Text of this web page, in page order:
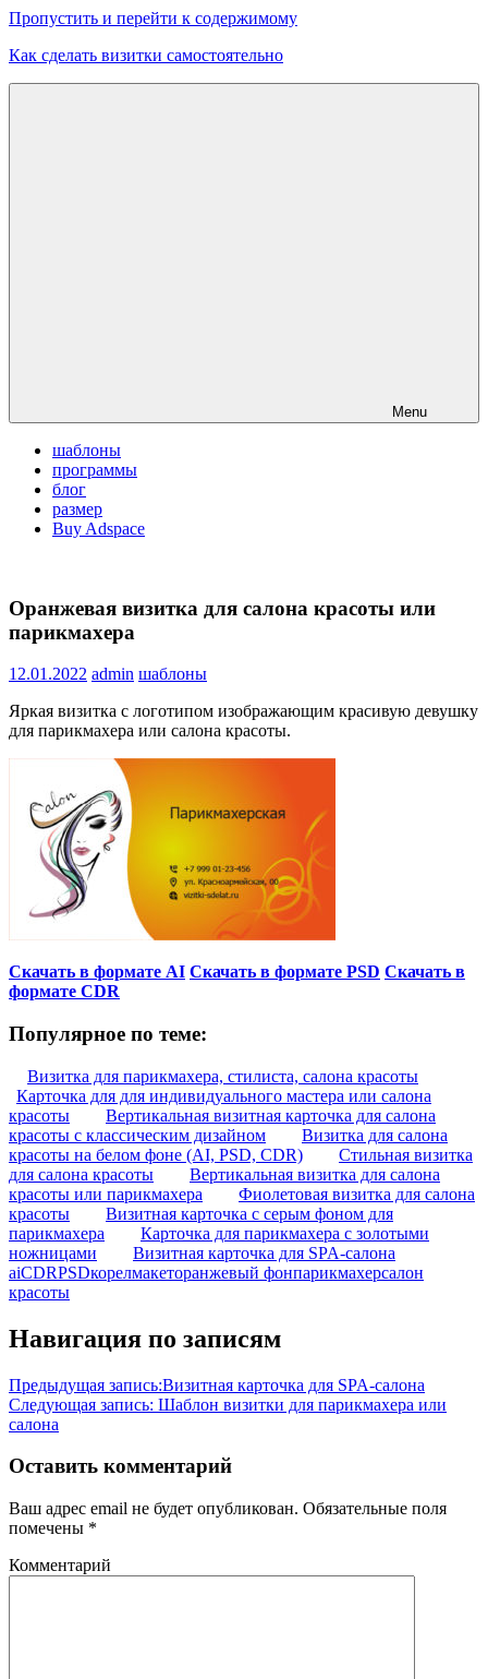
Пропустить и перейти к содержимому
Как сделать визитки самостоятельно
Menu
шаблоны
программы
блог
размер
Buy Adspace
Оранжевая визитка для салона красоты или
парикмахера
12.01.2022 admin шаблоны
Яркая визитка с логотипом изображающим красивую девушку
для парикмахера или салона красоты.
Скачать в формате AI Скачать в формате PSD Скачать в
формате CDR
Популярное по теме:
Визитка для парикмахера, стилиста, салона красоты
Карточка для для индивидуального мастера или салона
красоты
Вертикальная визитная карточка для салона
красоты с классическим дизайном
Визитка для салона
красоты на белом фоне (AI, PSD, CDR)
Стильная визитка
для салона красоты
Вертикальная визитка для салона
красоты или парикмахера
Фиолетовая визитка для салона
красоты
Визитная карточка с серым фоном для
парикмахера
Карточка для парикмахера с золотыми
ножницами
Визитная карточка для SPA-салона
aiCDRPSDкорелмакеторанжевый фонпарикмахерсалон
красоты
Навигация по записям
Предыдущая запись:Визитная карточка для SPA-салона
Следующая запись: Шаблон визитки для парикмахера или
салона
Оставить комментарий
Ваш адрес email не будет опубликован. Обязательные поля
помечены *
Комментарий